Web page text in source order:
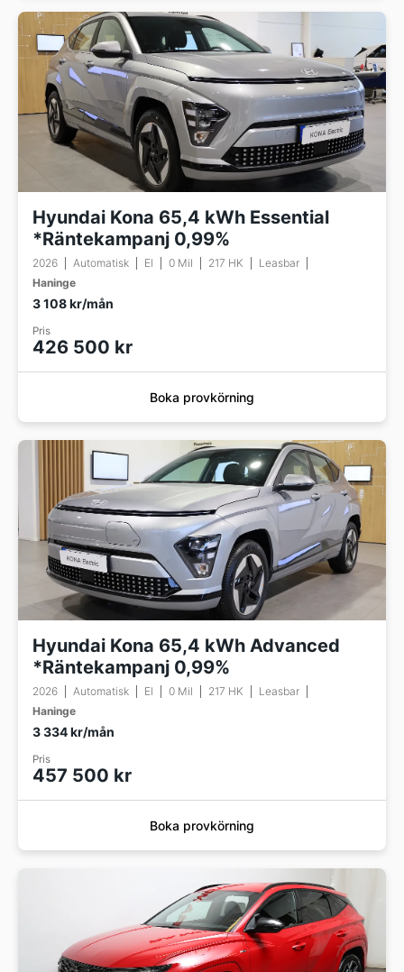
Hyundai Kona 65,4 kWh Essential
*Räntekampanj 0,99%
2026 Automatisk El 0 Mil 217 HK
Leasbar
Haninge
3 108 kr/mån
Pris
426 500 kr
Boka provkörning
Hyundai Kona 65,4 kWh Advanced
*Räntekampanj 0,99%
2026 Automatisk El 0 Mil 217 HK
Leasbar
Haninge
3 334 kr/mån
Pris
457 500 kr
Boka provkörning